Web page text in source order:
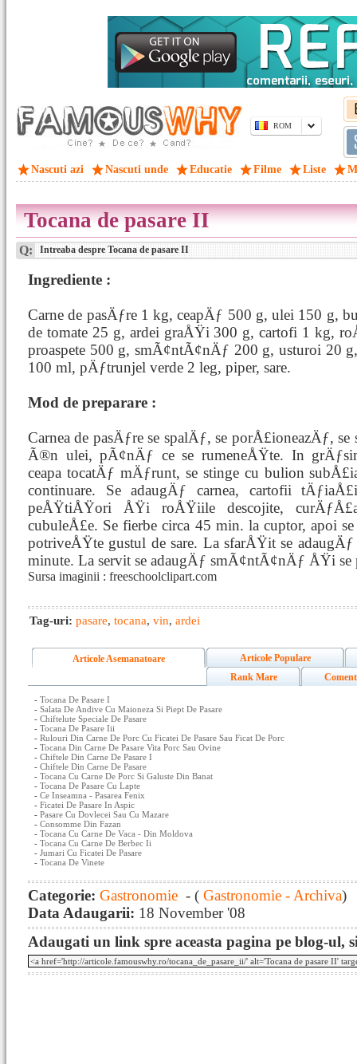
ROM
Nascuti azi Nascuti unde Educatie Filme Liste
Tocana de pasare II
Q: Intreaba despre Tocana de pasare II
Ingrediente :
Carne de pasÄƒre 1 kg, ceapÄƒ 500 g, ulei 150 g,
de tomate 25 g, ardei graÅŸi 300 g, cartofi 1 kg,
proaspete 500 g, smÃ¢ntÃ¢nÄƒ 200 g, usturoi 20
100 ml, pÄƒtrunjel verde 2 leg, piper, sare.
Mod de preparare :
Carnea de pasÄƒre se spalÄƒ, se porÅ£ioneazÄƒ,
Ã®n ulei, pÃ¢nÄƒ ce se rumeneÅŸte. In
ceapa tocatÄƒ mÄƒrunt, se stinge cu bulion
continuare. Se adaugÄƒ carnea, cartofii
peÅŸtiÅŸori ÅŸi roÅŸiile descojite,
cubuleÅ£e. Se fierbe circa 45 min. la cuptor, apoi
potriveÅŸte gustul de sare. La sfarÅŸit se
minute. La servit se adaugÄƒ smÃ¢ntÃ¢nÄƒ ÅŸi se
Sursa imaginii : freeschoolclipart.com
Tag-uri: pasare, tocana, vin, ardei
Articole Asemanatoare
Articole Populare
Rank Mare
- Tocana De Pasare I
- Salata De Andive Cu Maioneza Si Piept De Pasare
- Chiftelute Speciale De Pasare
- Tocana De Pasare Iii
- Rulouri Din Carne De Porc Cu Ficatei De Pasare Sau Ficat De Porc
- Tocana Din Carne De Pasare Vita Porc Sau Ovine
- Chiftele Din Carne De Pasare I
- Chiftele Din Carne De Pasare
- Tocana Cu Carne De Porc Si Galuste Din Banat
- Tocana De Pasare Cu Lapte
- Ce Inseamna - Pasarea Fenix
- Ficatei De Pasare In Aspic
- Pasare Cu Dovlecei Sau Cu Mazare
- Consomme Din Fazan
- Tocana Cu Carne De Vaca - Din Moldova
- Tocana Cu Carne De Berbec Ii
- Jumari Cu Ficatei De Pasare
- Tocana De Vinete
Categorie: Gastronomie - ( Gastronomie - Archiva)
Data Adaugarii: 18 November '08
Adaugati un link spre aceasta pagina pe blog-ul,